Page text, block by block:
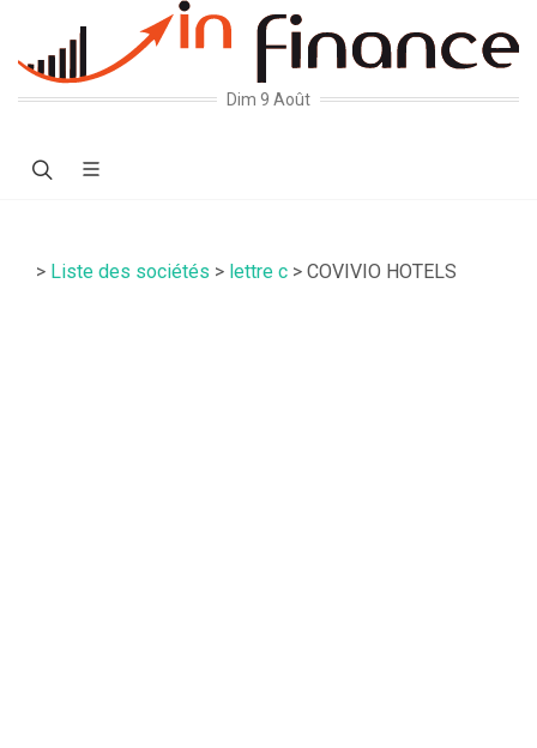
Dim 9 Août
> Liste des sociétés > lettre c > COVIVIO HOTELS